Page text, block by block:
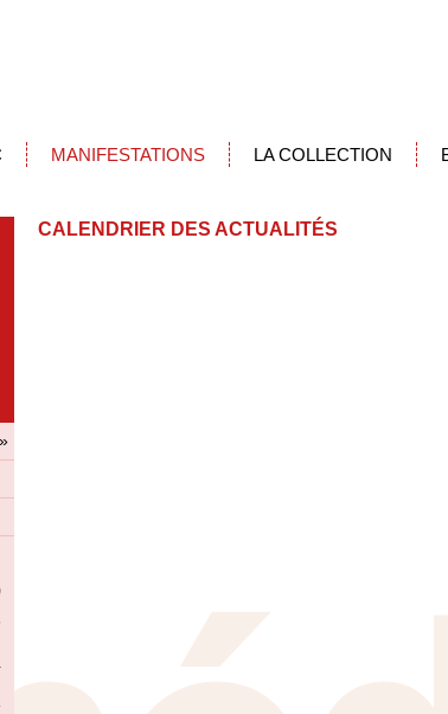
MANIFESTATIONS LA COLLECTION
CALENDRIER DES ACTUALITÉS